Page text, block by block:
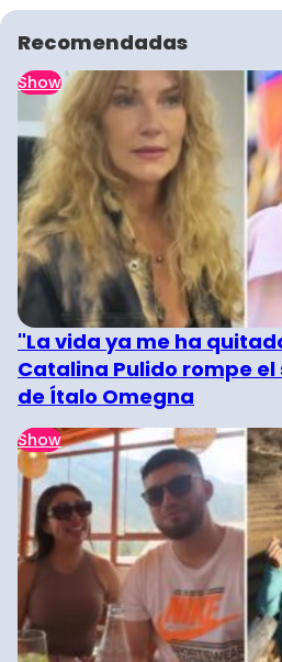
Recomendadas
Show
"La vida ya me ha
Catalina Pulido rompe
de Ítalo Omegna
Show